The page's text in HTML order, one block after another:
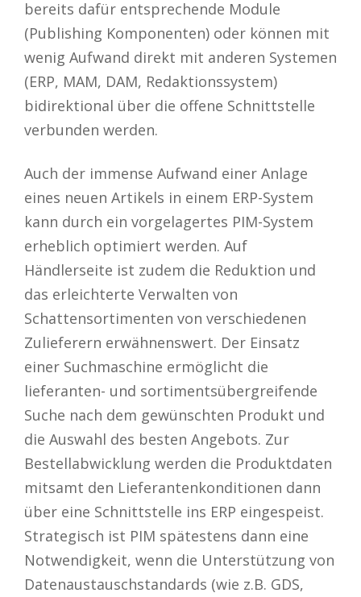
bereits dafür entsprechende Module
(Publishing Komponenten) oder können mit
wenig Aufwand direkt mit anderen Systemen
(ERP, MAM, DAM, Redaktionssystem)
bidirektional über die offene Schnittstelle
verbunden werden.
Auch der immense Aufwand einer Anlage
eines neuen Artikels in einem ERP-System
kann durch ein vorgelagertes PIM-System
erheblich optimiert werden. Auf
Händlerseite ist zudem die Reduktion und
das erleichterte Verwalten von
Schattensortimenten von verschiedenen
Zulieferern erwähnenswert. Der Einsatz
einer Suchmaschine ermöglicht die
lieferanten- und sortimentsübergreifende
Suche nach dem gewünschten Produkt und
die Auswahl des besten Angebots. Zur
Bestellabwicklung werden die Produktdaten
mitsamt den Lieferantenkonditionen dann
über eine Schnittstelle ins ERP eingespeist.
Strategisch ist PIM spätestens dann eine
Notwendigkeit, wenn die Unterstützung von
Datenaustauschstandards (wie z.B. GDS,